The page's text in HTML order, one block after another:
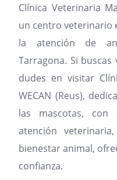
Clínica Veterinaria
un centro veterinario
la atención de
Tarragona. Si
dudes en visitar
WECAN (Reus),
las mascotas, con
atención
bienestar animal,
confianza.